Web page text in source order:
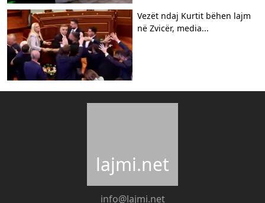
Vezët ndaj Kurtit bëhen lajm
në Zvicër, media...
lajmi.net
info@lajmi.net